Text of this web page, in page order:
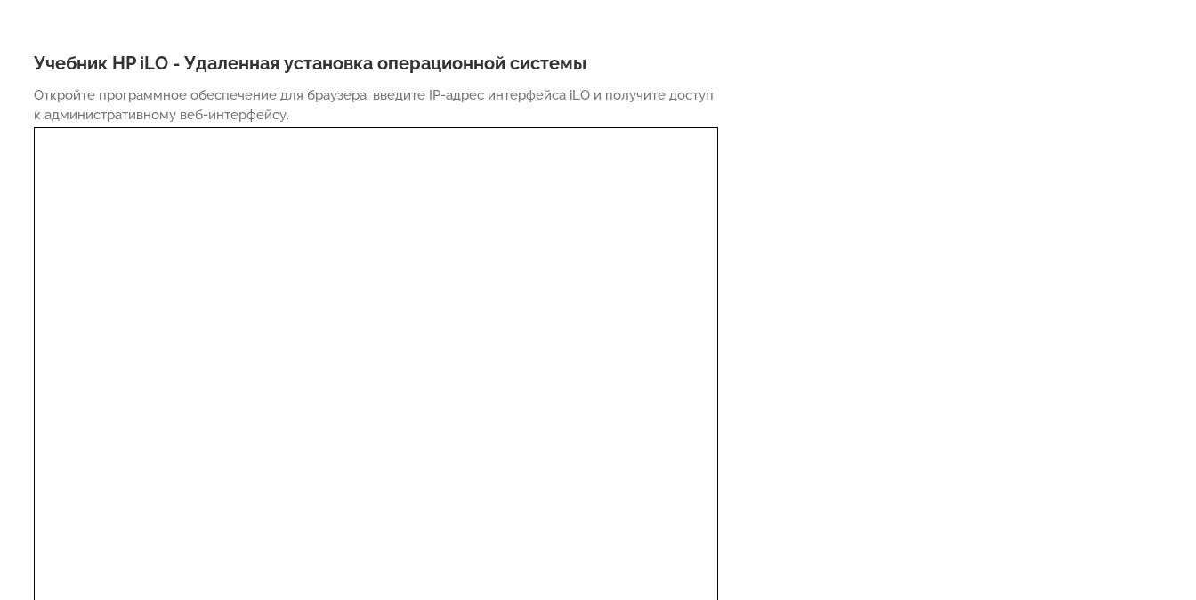
Учебник HP iLO - Удаленная установка операционной системы
Откройте программное обеспечение для браузера, введите IP-адрес интерфейса iLO и получите доступ
к административному веб-интерфейсу.